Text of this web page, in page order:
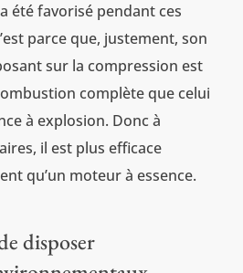
été favorisé pendant ces
parce que, justement, son
sur la compression est
complète que celui
à explosion. Donc à
il est plus efficace
qu’un moteur à essence.
disposer